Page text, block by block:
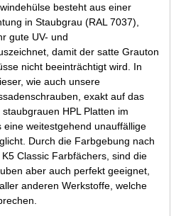
besteht aus einer
in Staubgrau (RAL 7037),
gute UV- und
damit der satte Grauton
nicht beeinträchtigt wird. In
wie auch unsere
exakt auf das
HPL Platten im
weitestgehend unauffällige
Durch die Farbgebung nach
Classic Farbfächers, sind die
aber auch perfekt geeignet,
anderen Werkstoffe, welche